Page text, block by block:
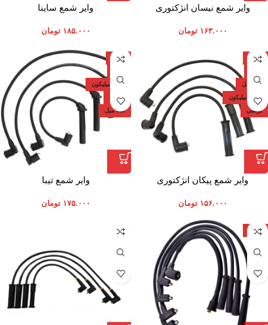
وایر شمع نیسان انژکتوری
۱۶۳.۰۰۰ تومان
وایر شمع ساینا
۱۸۵.۰۰۰ تومان
ایران
7.5 میل
تمام سیلیکون
برنجی
وایر شمع پیکان انژکتوری
۱۵۶.۰۰۰ تومان
ایران
تمام سیلیکون
برنجی
7.5 میل
وایر شمع تیبا
۱۷۵.۰۰۰ تومان
ایران